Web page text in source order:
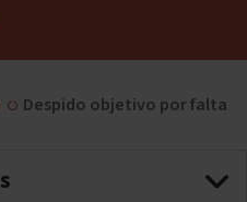
Despido objetivo por falta